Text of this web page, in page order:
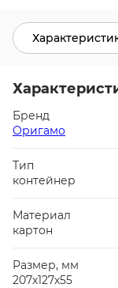
Бренд
Оригамо
Тип
контейнер
Материал
картон
Размер, мм
207х127х55